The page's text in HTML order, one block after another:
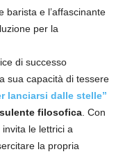
barista e l’affascinante
per la
di successo
sua capacità di tessere
lanciarsi dalle stelle”
filosofica . Con
le lettrici a
la propria